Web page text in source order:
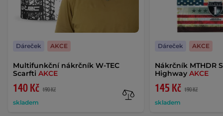
Multifunkční nákrčník W-TEC
Scarfti AKCE
140 Kč 190 Kč
skladem
Dáreček AKCE
Nákrčník MTHDR
HighwayAKCE
145 Kč 190 Kč
skladem
Dáreček AKCE